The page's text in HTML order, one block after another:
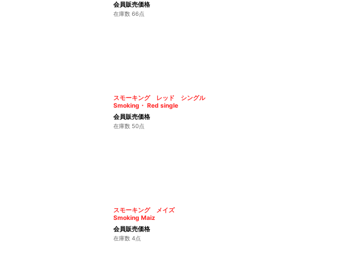
会員販売価格
在庫数 66点
スモーキング レッド シングル
Smoking・ Red single
会員販売価格
在庫数 50点
スモーキング メイズ
Smoking Maiz
会員販売価格
在庫数 4点